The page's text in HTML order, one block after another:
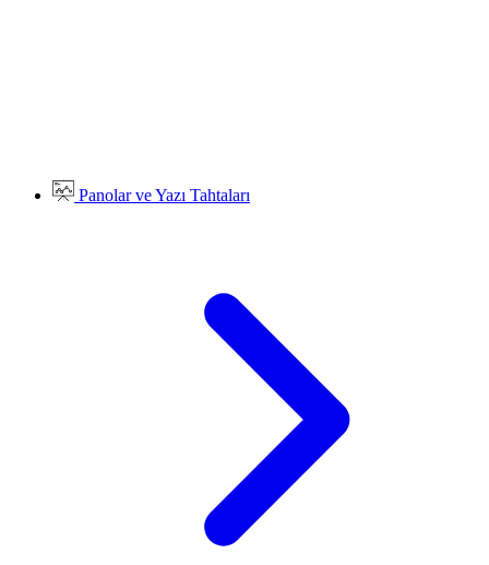
Panolar ve Yazı Tahtaları